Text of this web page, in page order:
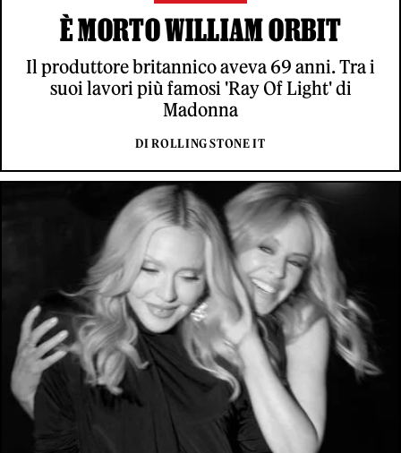
È MORTO WILLIAM ORBIT
Il produttore britannico aveva 69 anni. Tra i
suoi lavori più famosi 'Ray Of Light' di
Madonna
DI ROLLING STONE IT